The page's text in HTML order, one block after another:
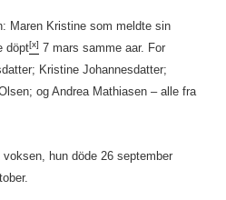
Maren Kristine som meldte sin
döpt[x] 7 mars samme aar. For
Kristine Johannesdatter;
og Andrea Mathiasen – alle fra
hun döde 26 september